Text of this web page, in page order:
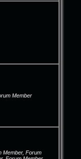
Member
Member, Forum